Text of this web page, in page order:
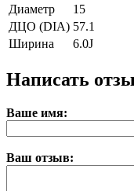
Диаметр
15
ДЦО (DIA) 57.1
Ширина
6.0J
Написать
Ваше имя:
Ваш отзыв: